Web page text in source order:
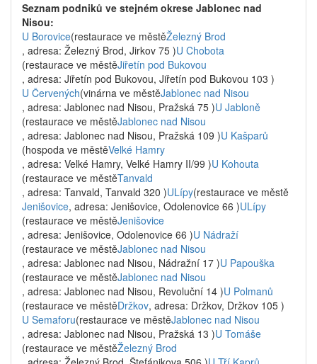
Seznam podniků ve stejném okrese Jablonec nad
Nisou:
U Borovice(restaurace ve městěŽelezný Brod
, adresa: Železný Brod, Jirkov 75 )U Chobota
(restaurace ve městěJiřetín pod Bukovou
, adresa: Jiřetín pod Bukovou, Jiřetín pod Bukovou 103 )
U Červených(vinárna ve městěJablonec nad Nisou
, adresa: Jablonec nad Nisou, Pražská 75 )U Jabloně
(restaurace ve městěJablonec nad Nisou
, adresa: Jablonec nad Nisou, Pražská 109 )U Kašparů
(hospoda ve městěVelké Hamry
, adresa: Velké Hamry, Velké Hamry II/99 )U Kohouta
(restaurace ve městěTanvald
, adresa: Tanvald, Tanvald 320 )ULípy(restaurace ve městě
Jenišovice, adresa: Jenišovice, Odolenovice 66 )ULípy
(restaurace ve městěJenišovice
, adresa: Jenišovice, Odolenovice 66 )U Nádraží
(restaurace ve městěJablonec nad Nisou
, adresa: Jablonec nad Nisou, Nádražní 17 )U Papouška
(restaurace ve městěJablonec nad Nisou
, adresa: Jablonec nad Nisou, Revoluční 14 )U Polmanů
(restaurace ve městěDržkov, adresa: Držkov, Držkov 105 )
U Semaforu(restaurace ve městěJablonec nad Nisou
, adresa: Jablonec nad Nisou, Pražská 13 )U Tomáše
(restaurace ve městěŽelezný Brod